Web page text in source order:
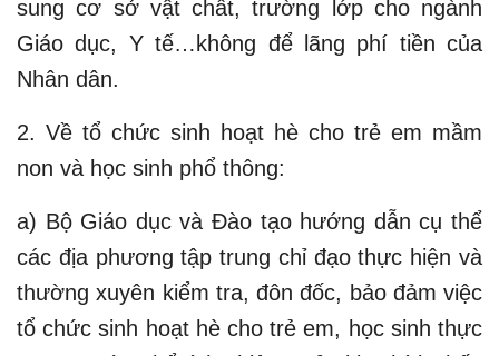
sung cơ sở vật chất, trường lớp cho ngành
Giáo dục, Y tế…không để lãng phí tiền của
Nhân dân.
2. Về tổ chức sinh hoạt hè cho trẻ em mầm
non và học sinh phổ thông:
a) Bộ Giáo dục và Đào tạo hướng dẫn cụ thể
các địa phương tập trung chỉ đạo thực hiện và
thường xuyên kiểm tra, đôn đốc, bảo đảm việc
tổ chức sinh hoạt hè cho trẻ em, học sinh thực